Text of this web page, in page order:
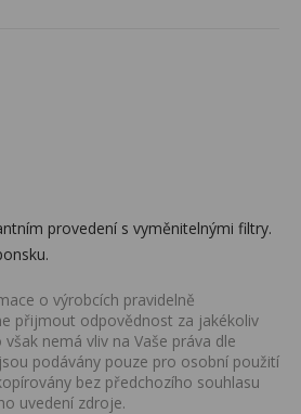
provedení s vyměnitelnými filtry.
o výrobcích pravidelně
přijmout odpovědnost za jakékoliv
nemá vliv na Vaše práva dle
podávány pouze pro osobní použití
bez předchozího souhlasu
uvedení zdroje.